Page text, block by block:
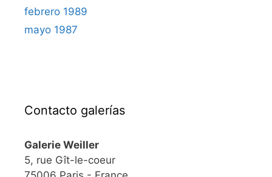
febrero 1989
mayo 1987
Contacto galerías
Galerie Weiller
5, rue Gît-le-coeur